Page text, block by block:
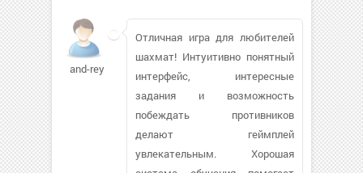
and-rey
Отличная игра для любителей
шахмат! Интуитивно понятный
интерфейс, интересные
задания и возможность
побеждать противников
делают геймплей
увлекательным. Хорошая